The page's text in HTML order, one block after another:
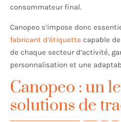
consommateur final.
Canopeo s’impose donc
fabricant d’étiquette capable
de chaque secteur d’activité,
personnalisation et une
Canopeo : un
solutions de